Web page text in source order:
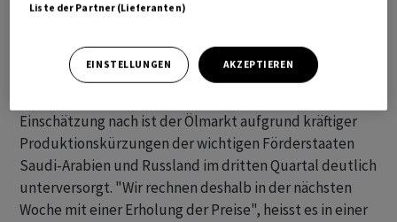
Finanzmärkten.
"Wir denken allerdings nicht, dass die Ölpreise nun
nachhaltig auf dem Rückzug sind", kommentierten
Einschätzung nach ist der Ölmarkt aufgrund kräftiger
Produktionskürzungen der wichtigen Förderstaaten
Saudi-Arabien und Russland im dritten Quartal deutlich
unterversorgt. "Wir rechnen deshalb in der nächsten
Woche mit einer Erholung der Preise", heisst es in einer
Liste der Partner (Lieferanten)
EINSTELLUNGEN AKZEPTIEREN